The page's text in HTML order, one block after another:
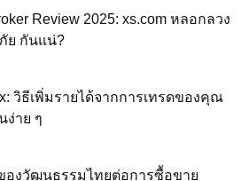
Review 2025: xs.com หลอกลวง
ย กันแน่?
วิธีเพิ่มรายได้จากการเทรดของคุณ
ง่าย ๆ
องวัฒนธรรมไทยต่อการซื้อขาย